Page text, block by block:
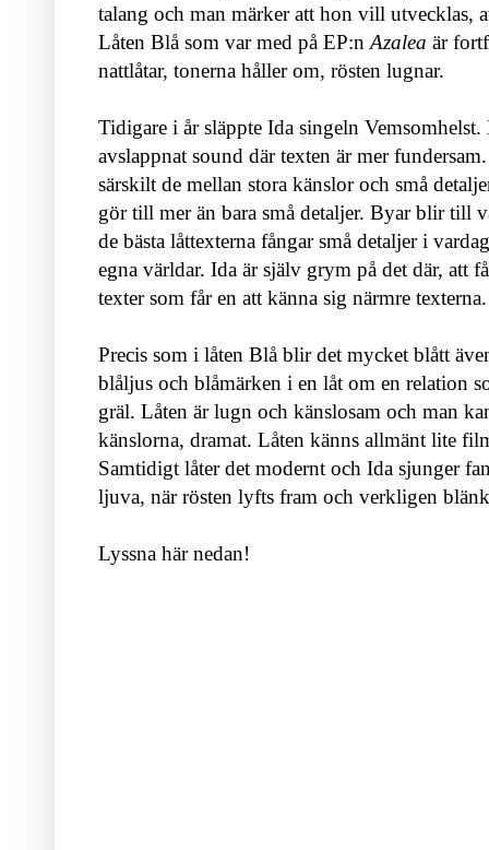
talang och man märker att hon vill
Låten Blå som var med på EP:n Azalea är
nattlåtar, tonerna håller om, rösten lugnar.
Tidigare i år släppte Ida singeln
avslappnat sound där texten är mer
särskilt de mellan stora känslor och små
gör till mer än bara små detaljer. Byar blir till
de bästa låttexterna fångar små detaljer i
egna världar. Ida är själv grym på det där, att
texter som får en att känna sig närmre texterna.
Precis som i låten Blå blir det mycket blått
blåljus och blåmärken i en låt om en relation
gräl. Låten är lugn och känslosam och man
känslorna, dramat. Låten känns allmänt lite
Samtidigt låter det modernt och Ida sjunger
ljuva, när rösten lyfts fram och verkligen
Lyssna här nedan!